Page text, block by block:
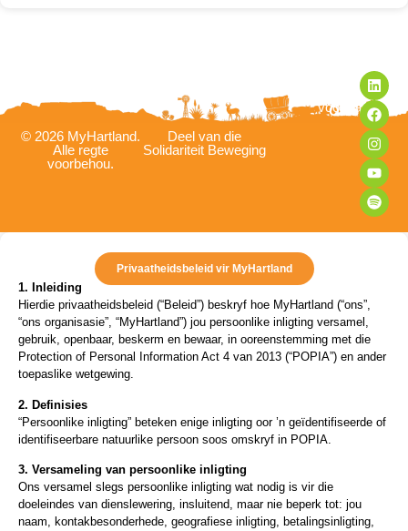
© 2026 MyHartland.
Alle regte
voorbehou.
Deel van die
Solidariteit Beweging
Privaatheidsbeleid
Bepalings en
voorwaardes
VOLG
ONS
Privaatheidsbeleid vir MyHartland
1. Inleiding
Hierdie privaatheidsbeleid (“Beleid”) beskryf hoe MyHartland (“ons”,
“ons organisasie”, “MyHartland”) jou persoonlike inligting versamel,
gebruik, openbaar, beskerm en bewaar, in ooreenstemming met die
Protection of Personal Information Act 4 van 2013 (“POPIA”) en ander
toepaslike wetgewing.
2. Definisies
“Persoonlike inligting” beteken enige inligting oor ’n geïdentifiseerde of
identifiseerbare natuurlike persoon soos omskryf in POPIA.
3. Versameling van persoonlike inligting
Ons versamel slegs persoonlike inligting wat nodig is vir die
doeleindes van dienslewering, insluitend, maar nie beperk tot: jou
naam, kontakbesonderhede, geografiese inligting, betalingsinligting,